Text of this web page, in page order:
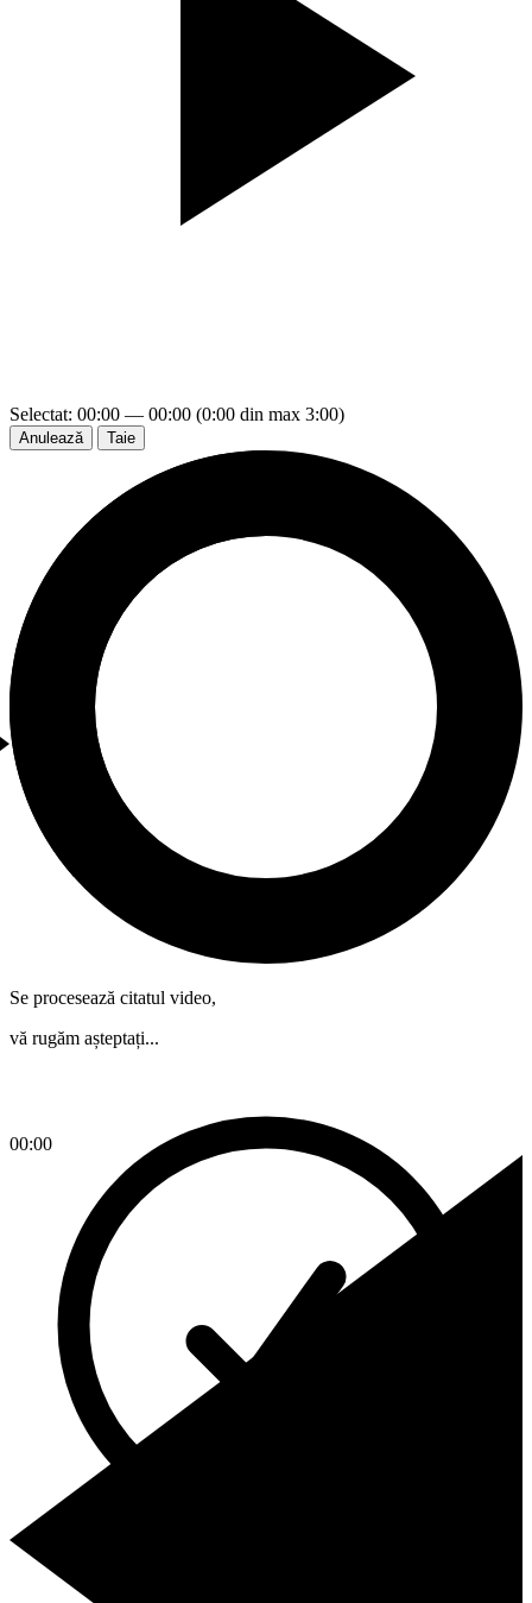
00:00
Selectat: 00:00 — 00:00 (0:00 din max 3:00)
Anulează Taie
Se procesează citatul video,
vă rugăm așteptați...